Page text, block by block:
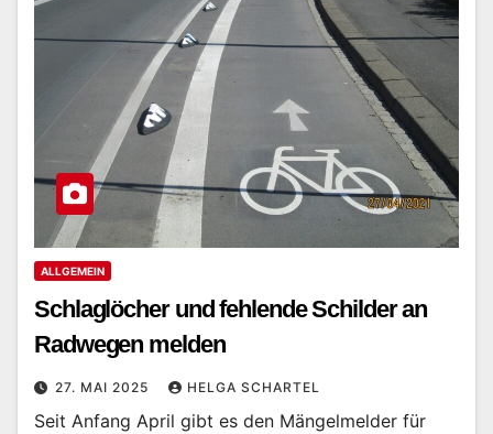
ALLGEMEIN
Schlaglöcher und fehlende Schilder an
Radwegen melden
27. MAI 2025 HELGA SCHARTEL
Seit Anfang April gibt es den Mängelmelder für